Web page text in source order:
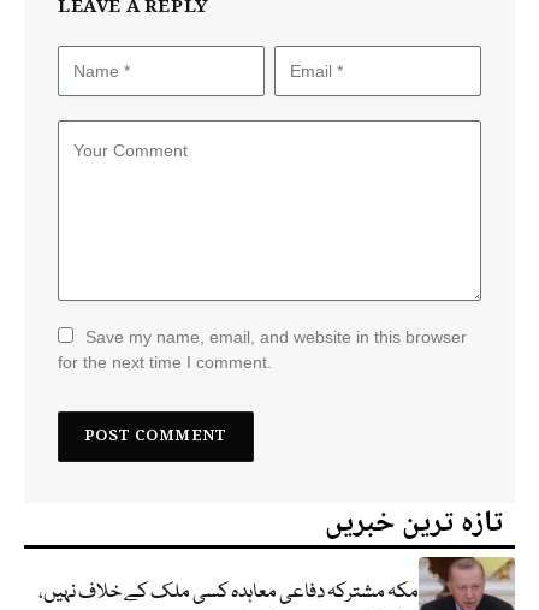
LEAVE A REPLY
Save my name, email, and website in this browser
for the next time I comment.
تازہ ترین خبریں
مکہ مشترکہ دفاعی معاہدہ کسی ملک کے خلاف نہیں،